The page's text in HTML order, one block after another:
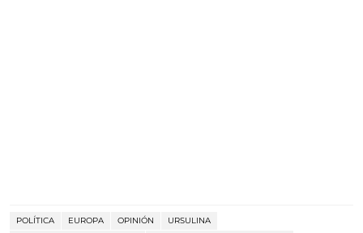
POLÍTICA EUROPA OPINIÓN
URSULINA